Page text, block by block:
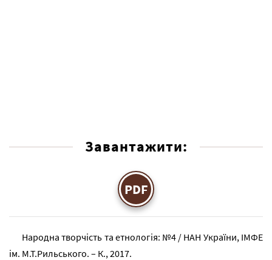
Завантажити:
PDF
Народна творчість та етнологія: №4 / НАН України, ІМФЕ
ім. М.Т.Рильського. – К., 2017.